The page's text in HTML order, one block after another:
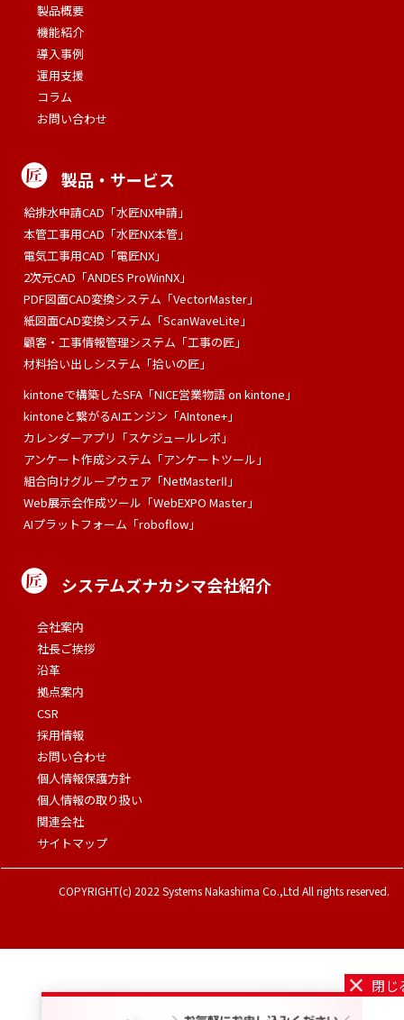
製品概要
機能紹介
導入事例
運用支援
コラム
お問い合わせ
製品・サービス
給排水申請CAD「水匠NX申請」
本管工事用CAD「水匠NX本管」
電気工事用CAD「電匠NX」
2次元CAD「ANDES ProWinNX」
PDF図面CAD変換システム「VectorMaster」
紙図面CAD変換システム「ScanWaveLite」
顧客・工事情報管理システム「工事の匠」
材料拾い出しシステム「拾いの匠」
kintoneで構築したSFA「NICE営業物語 on kintone」
kintoneと繋がるAIエンジン「AIntone+」
カレンダーアプリ「スケジュールレポ」
アンケート作成システム「アンケートツール」
組合向けグループウェア「NetMasterⅡ」
Web展示会作成ツール「WebEXPO Master」
AIプラットフォーム「roboflow」
システムズナカシマ会社紹介
会社案内
社長ご挨拶
沿革
拠点案内
CSR
採用情報
お問い合わせ
個人情報保護方針
個人情報の取り扱い
関連会社
サイトマップ
COPYRIGHT(c) 2022 Systems Nakashima Co.,Ltd All rights reserved.